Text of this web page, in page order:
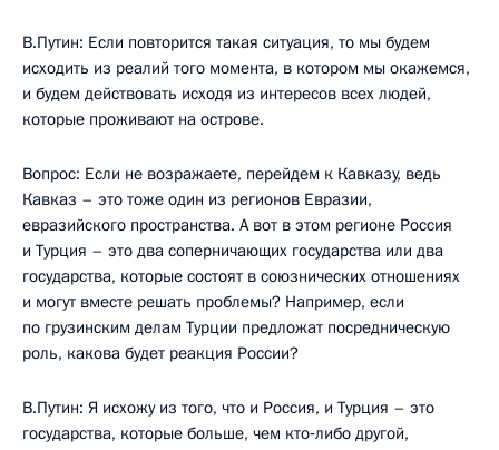
В.Путин: Если повторится такая ситуация, то мы будем
исходить из реалий того момента, в котором мы окажемся,
и будем действовать исходя из интересов всех людей,
которые проживают на острове.
Вопрос: Если не возражаете, перейдем к Кавказу, ведь
Кавказ – это тоже один из регионов Евразии,
евразийского пространства. А вот в этом регионе Россия
и Турция – это два соперничающих государства или два
государства, которые состоят в союзнических отношениях
и могут вместе решать проблемы? Например, если
по грузинским делам Турции предложат посредническую
роль, какова будет реакция России?
В.Путин: Я исхожу из того, что и Россия, и Турция – это
государства, которые больше, чем кто‑либо другой,